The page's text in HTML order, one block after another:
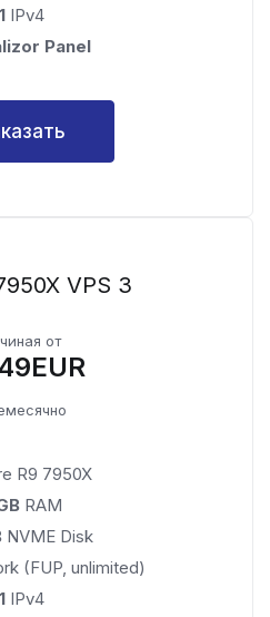
1IPv4
Panel
VPS 3
от
R9 7950X
RAM
NVME Disk
(FUP, unlimited)
1IPv4